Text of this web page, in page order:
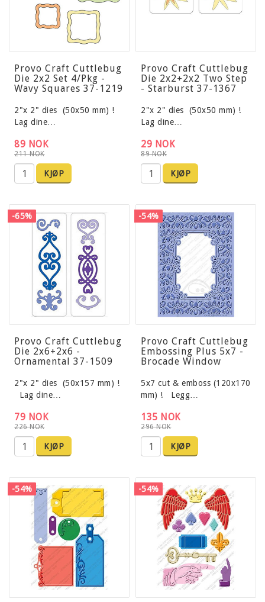
Provo Craft Cuttlebug
Die 2x2 Set 4/Pkg -
Wavy Squares 37-1219
2"x 2" dies (50x50 mm) !
Lag dine…
211 NOK
89 NOK
KJØP
Provo Craft Cuttlebug
Die 2x2+2x2 Two Step
- Starburst 37-1367
2"x 2" dies (50x50 mm) !
Lag dine…
89 NOK
29 NOK
KJØP
-65%
Provo Craft Cuttlebug
Die 2x6+2x6 -
Ornamental 37-1509
2"x 2" dies (50x157 mm) !
Lag dine…
226 NOK
79 NOK
KJØP
-54%
Provo Craft Cuttlebug
Embossing Plus 5x7 -
Brocade Window
5x7 cut & emboss (120x170
mm) ! Legg…
296 NOK
135 NOK
KJØP
-54% -54%